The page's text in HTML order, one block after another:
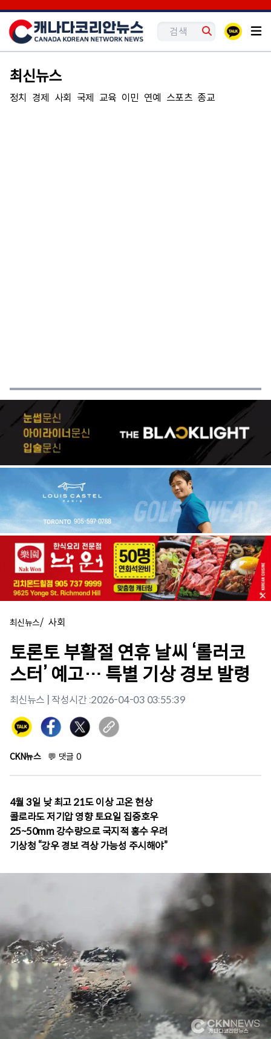
최신뉴스
정치 경제 사회 국제 교육 이민 연예 스포츠 종교
최신뉴스/ 사회
토론토 부활절 연휴 날씨 ‘롤러코
스터’ 예고… 특별 기상 경보 발령
최신뉴스 | 작성시간 :2026-04-03 03:55:39
CKN뉴스 💬 댓글 0
4월 3일 낮 최고 21도 이상 고온 현상
콜로라도 저기압 영향 토요일 집중호우
25~50mm 강수량으로 국지적 홍수 우려
기상청 “강우 경보 격상 가능성 주시해야”